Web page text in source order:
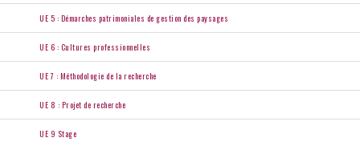
UE 5 : Démarches patrimoniales de gestion des paysages
UE 6 : Cultures professionnelles
UE 7 : Méthodologie de la recherche
UE 8 : Projet de recherche
UE 9 Stage